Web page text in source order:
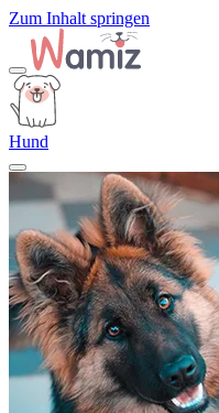
Zum Inhalt springen
Hund